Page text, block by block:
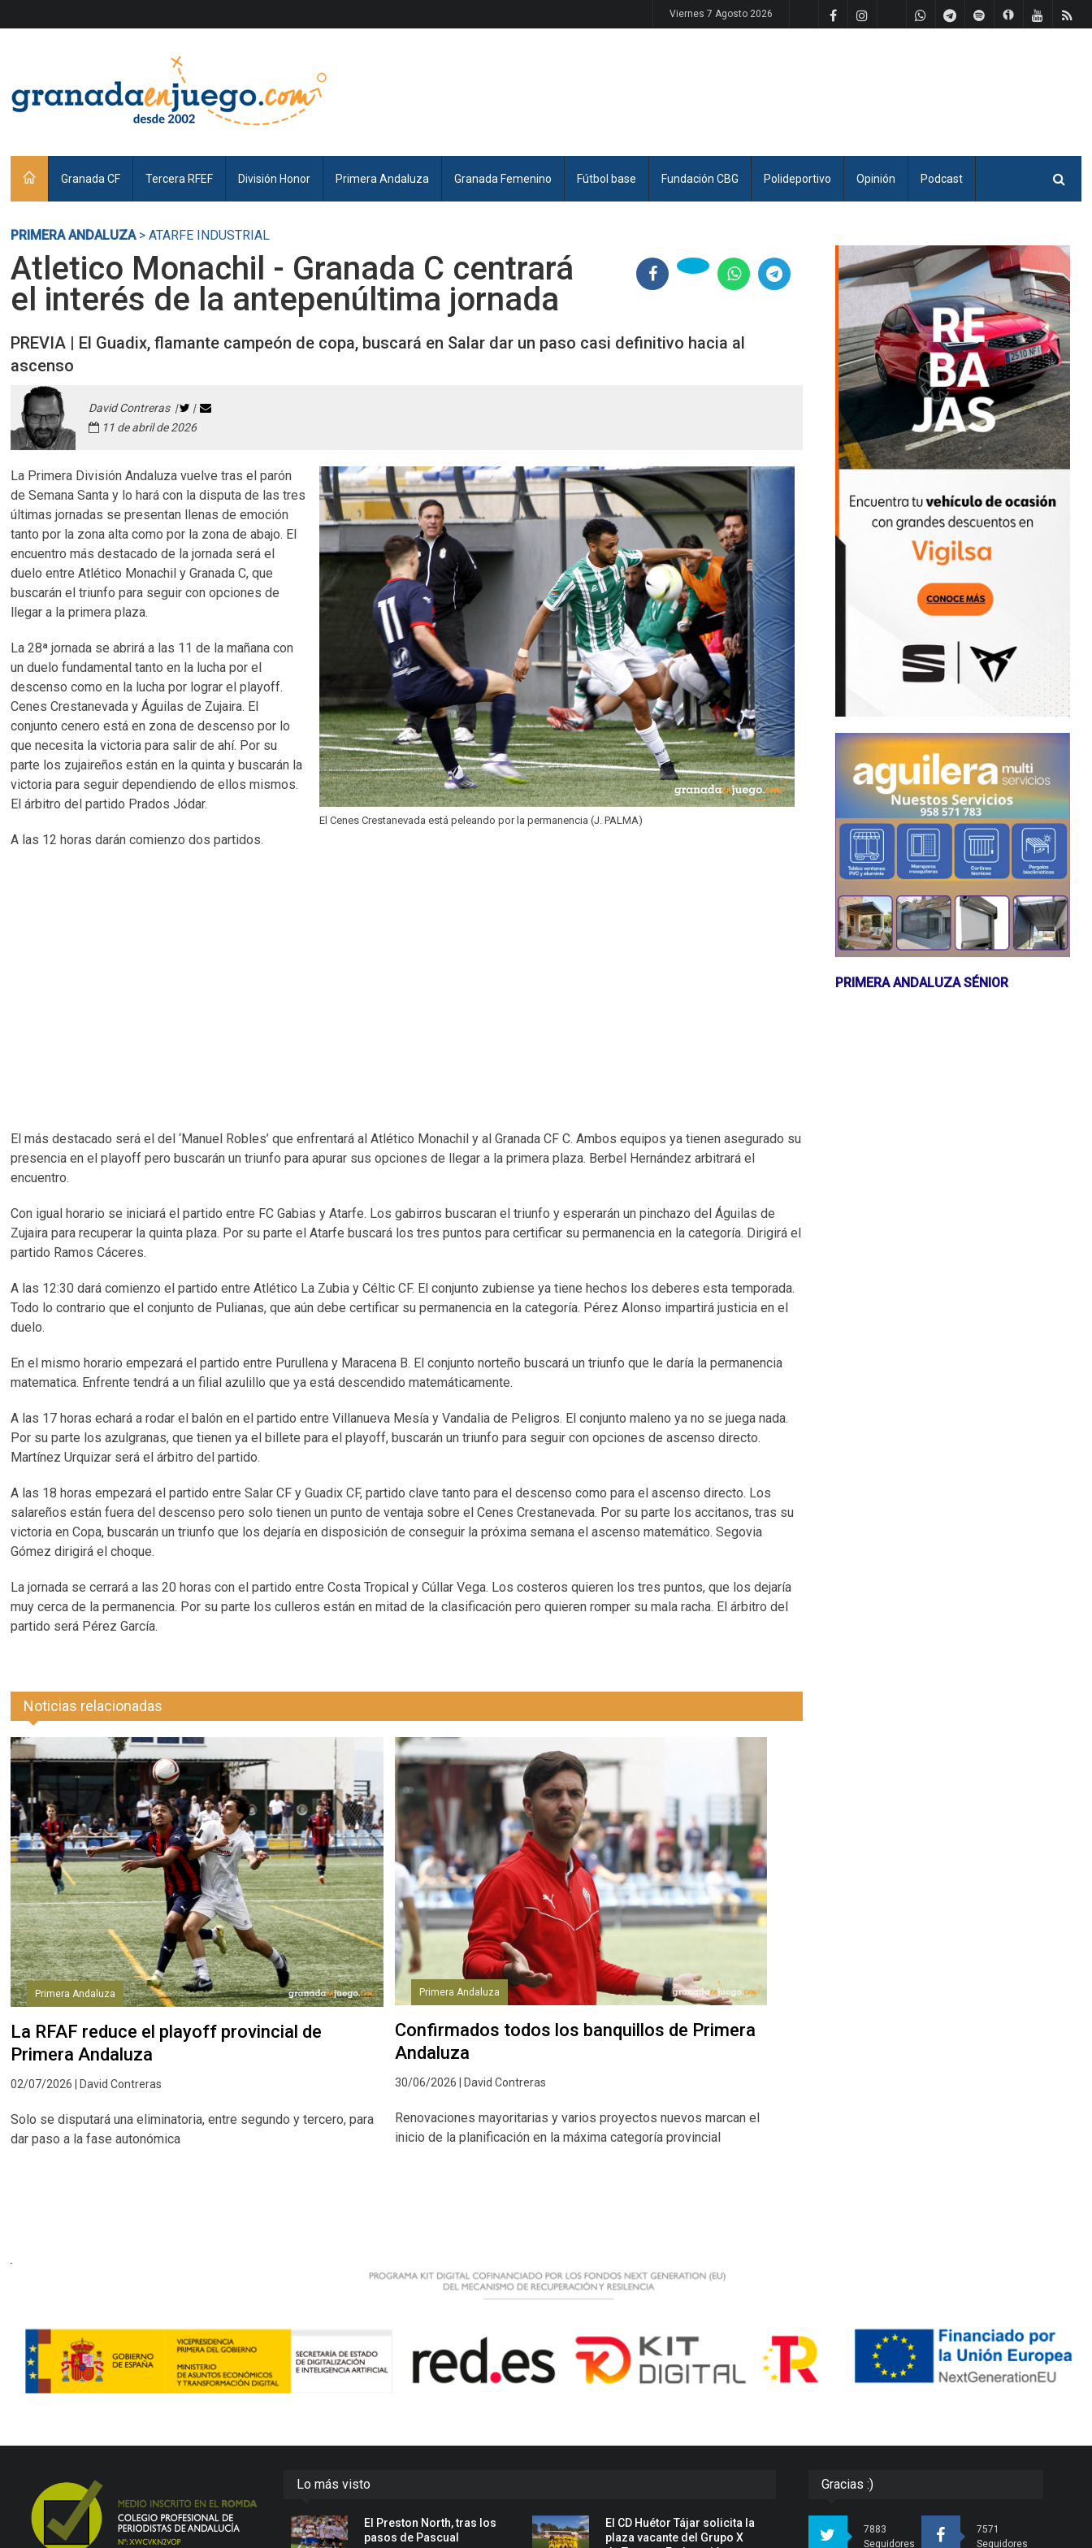
Viernes 7 Agosto 2026
Granada CF Tercera RFEF División Honor Primera Andaluza Granada Femenino Fútbol base Fundación CBG Polideportivo Opinión Podcast
PRIMERA ANDALUZA> ATARFE INDUSTRIAL
Atletico Monachil - Granada C centrará
el interés de la antepenúltima jornada
PREVIA | El Guadix, flamante campeón de copa, buscará en Salar dar un paso casi definitivo hacia al
ascenso
David Contreras |
|
11 de abril de 2026
El Cenes Crestanevada está peleando por la permanencia (J. PALMA)
La Primera División Andaluza vuelve tras el parón
de Semana Santa y lo hará con la disputa de las tres
últimas jornadas se presentan llenas de emoción
tanto por la zona alta como por la zona de abajo. El
encuentro más destacado de la jornada será el
duelo entre Atlético Monachil y Granada C, que
buscarán el triunfo para seguir con opciones de
llegar a la primera plaza.
La 28ª jornada se abrirá a las 11 de la mañana con
un duelo fundamental tanto en la lucha por el
descenso como en la lucha por lograr el playoff.
Cenes Crestanevada y Águilas de Zujaira. El
conjunto cenero está en zona de descenso por lo
que necesita la victoria para salir de ahí. Por su
parte los zujaireños están en la quinta y buscarán la
victoria para seguir dependiendo de ellos mismos.
El árbitro del partido Prados Jódar.
A las 12 horas darán comienzo dos partidos.
El más destacado será el del ‘Manuel Robles’ que enfrentará al Atlético Monachil y al Granada CF C. Ambos equipos ya tienen asegurado su
presencia en el playoff pero buscarán un triunfo para apurar sus opciones de llegar a la primera plaza. Berbel Hernández arbitrará el
encuentro.
Con igual horario se iniciará el partido entre FC Gabias y Atarfe. Los gabirros buscaran el triunfo y esperarán un pinchazo del Águilas de
Zujaira para recuperar la quinta plaza. Por su parte el Atarfe buscará los tres puntos para certificar su permanencia en la categoría. Dirigirá el
partido Ramos Cáceres.
A las 12:30 dará comienzo el partido entre Atlético La Zubia y Céltic CF. El conjunto zubiense ya tiene hechos los deberes esta temporada.
Todo lo contrario que el conjunto de Pulianas, que aún debe certificar su permanencia en la categoría. Pérez Alonso impartirá justicia en el
duelo.
En el mismo horario empezará el partido entre Purullena y Maracena B. El conjunto norteño buscará un triunfo que le daría la permanencia
matematica. Enfrente tendrá a un filial azulillo que ya está descendido matemáticamente.
A las 17 horas echará a rodar el balón en el partido entre Villanueva Mesía y Vandalia de Peligros. El conjunto maleno ya no se juega nada.
Por su parte los azulgranas, que tienen ya el billete para el playoff, buscarán un triunfo para seguir con opciones de ascenso directo.
Martínez Urquizar será el árbitro del partido.
A las 18 horas empezará el partido entre Salar CF y Guadix CF, partido clave tanto para el descenso como para el ascenso directo. Los
salareños están fuera del descenso pero solo tienen un punto de ventaja sobre el Cenes Crestanevada. Por su parte los accitanos, tras su
victoria en Copa, buscarán un triunfo que los dejaría en disposición de conseguir la próxima semana el ascenso matemático. Segovia
Gómez dirigirá el choque.
La jornada se cerrará a las 20 horas con el partido entre Costa Tropical y Cúllar Vega. Los costeros quieren los tres puntos, que los dejaría
muy cerca de la permanencia. Por su parte los culleros están en mitad de la clasificación pero quieren romper su mala racha. El árbitro del
partido será Pérez García.
Noticias relacionadas
Primera Andaluza
La RFAF reduce el playoff provincial de
Primera Andaluza
02/07/2026 | David Contreras
Solo se disputará una eliminatoria, entre segundo y tercero, para
dar paso a la fase autonómica
Primera Andaluza
Confirmados todos los banquillos de Primera
Andaluza
30/06/2026 | David Contreras
Renovaciones mayoritarias y varios proyectos nuevos marcan el
inicio de la planificación en la máxima categoría provincial
PRIMERA ANDALUZA SÉNIOR
Lo más visto
El Preston North, tras los
pasos de Pascual
El CD Huétor Tájar solicita la
plaza vacante del Grupo X
Gracias :)
7883
Seguidores
7571
Seguidores